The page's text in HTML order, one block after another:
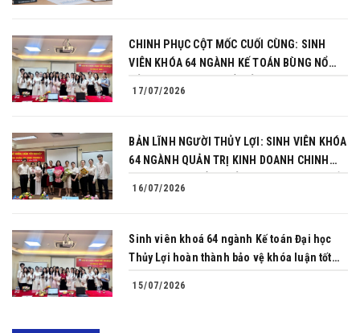
CHINH PHỤC CỘT MỐC CUỐI CÙNG: SINH
VIÊN KHÓA 64 NGÀNH KẾ TOÁN BÙNG NỔ
17/07/2026
BẢN LĨNH NGƯỜI THỦY LỢI: SINH VIÊN KHÓA
64 NGÀNH QUẢN TRỊ KINH DOANH CHINH
16/07/2026
Sinh viên khoá 64 ngành Kế toán Đại học
Thủy Lợi hoàn thành bảo vệ khóa luận tốt
15/07/2026